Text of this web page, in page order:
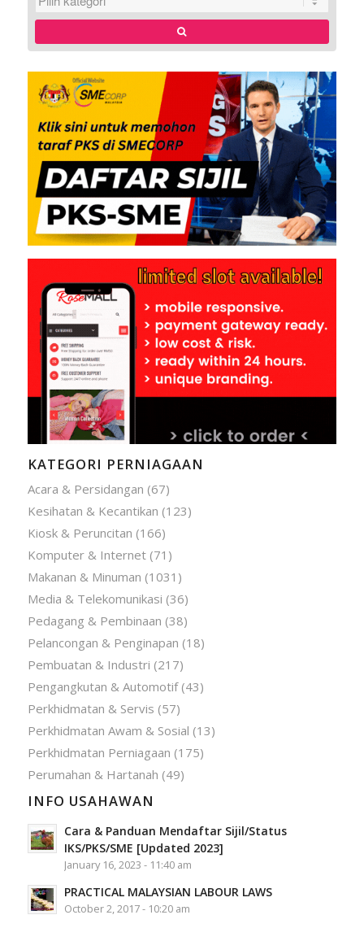
KATEGORI PERNIAGAAN
Acara & Persidangan (67)
Kesihatan & Kecantikan (123)
Kiosk & Peruncitan (166)
Komputer & Internet(71)
Makanan & Minuman (1031)
Media & Telekomunikasi (36)
Pedagang & Pembinaan (38)
Pelancongan & Penginapan (18)
Pembuatan & Industri (217)
Pengangkutan & Automotif(43)
Perkhidmatan & Servis (57)
Perkhidmatan Awam & Sosial (13)
Perkhidmatan Perniagaan (175)
Perumahan & Hartanah (49)
INFO USAHAWAN
Cara & Panduan Mendaftar Sijil/Status
IKS/PKS/SME [Updated 2023]
January 16, 2023 - 11:40 am
PRACTICAL MALAYSIAN LABOUR LAWS
October 2, 2017 - 10:20 am